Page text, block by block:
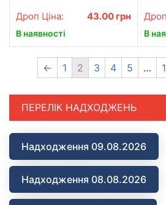
чоловіків та жінок
Дроп Ціна: 43.00 грн
В наявності В
← 1 2 3 4 5 …
ПЕРЕЛІК НАДХОДЖЕНЬ
Надходження 09.08.2026
Надходження 08.08.2026